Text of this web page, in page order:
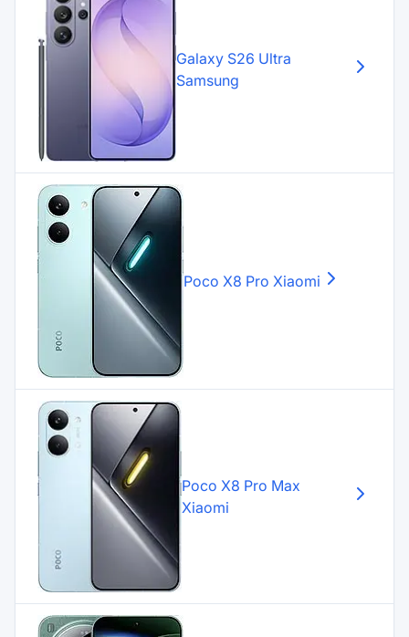
Galaxy S26 Ultra
Samsung
Poco X8 Pro Xiaomi
Poco X8 Pro Max
Xiaomi